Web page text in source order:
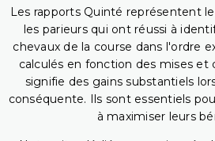
Les rapports Quinté représentent
les parieurs qui ont réussi à
chevaux de la course dans l'ordre
calculés en fonction des mises et
signifie des gains substantiels
conséquente. Ils sont essentiels
à maximiser leurs